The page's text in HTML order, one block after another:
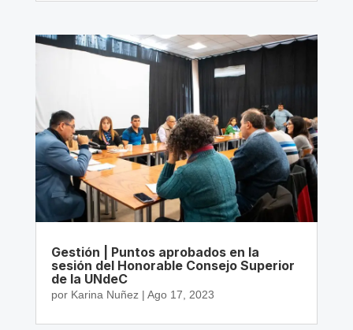
Gestión | Puntos aprobados en la
sesión del Honorable Consejo Superior
de la UNdeC
por Karina Nuñez| Ago 17, 2023